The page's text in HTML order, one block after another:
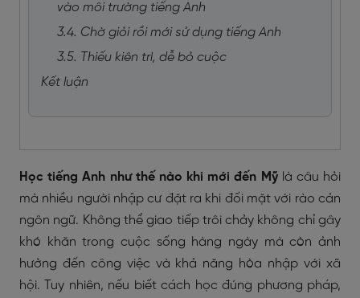
vào môi trường tiếng Anh
3.4. Chờ giỏi rồi mới sử dụng tiếng Anh
3.5. Thiếu kiên trì, dễ bỏ cuộc
Kết luận
Học tiếng Anh như thế nào khi mới đến Mỹlà câu hỏi
mà nhiều người nhập cư đặt ra khi đối mặt với rào cản
ngôn ngữ. Không thể giao tiếp trôi chảy không chỉ gây
khó khăn trong cuộc sống hàng ngày mà còn ảnh
hưởng đến công việc và khả năng hòa nhập với xã
hội. Tuy nhiên, nếu biết cách học đúng phương pháp,